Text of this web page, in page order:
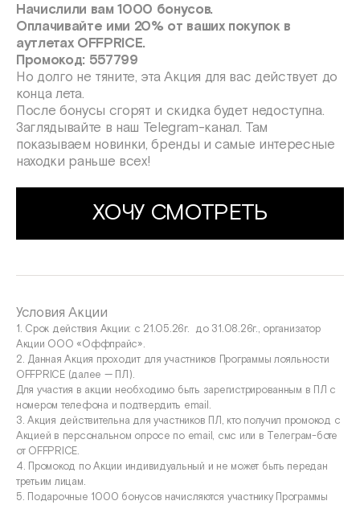
Начислили вам 1000 бонусов.
Оплачивайте ими 20% от ваших покупок в
аутлетах OFFPRICE.
Промокод: 557799
Но долго не тяните, эта Акция для вас действует до
конца лета.
После бонусы сгорят и скидка будет недоступна.
Заглядывайте в наш Telegram-канал. Там
показываем новинки, бренды и самые интересные
находки раньше всех!
ХОЧУ СМОТРЕТЬ
Условия Акции
1. Срок действия Акции: с 21.05.26г. до 31.08.26г., организатор
Акции ООО «Оффпрайс».
2. Данная Акция проходит для участников Программы лояльности
OFFPRICE (далее — ПЛ).
Для участия в акции необходимо быть зарегистрированным в ПЛ с
номером телефона и подтвердить email.
3. Акция действительна для участников ПЛ, кто получил промокод с
Акцией в персональном опросе по email, смс или в Телеграм-боте
от OFFPRICE.
4. Промокод по Акции индивидуальный и не может быть передан
третьим лицам.
5. Подарочные 1000 бонусов начисляются участнику Программы